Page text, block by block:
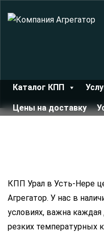
Каталог КПП
Цены на доставку
КПП Урал в Усть-Нере
Агрегатор. У нас в
условиях, важна
резких температурных